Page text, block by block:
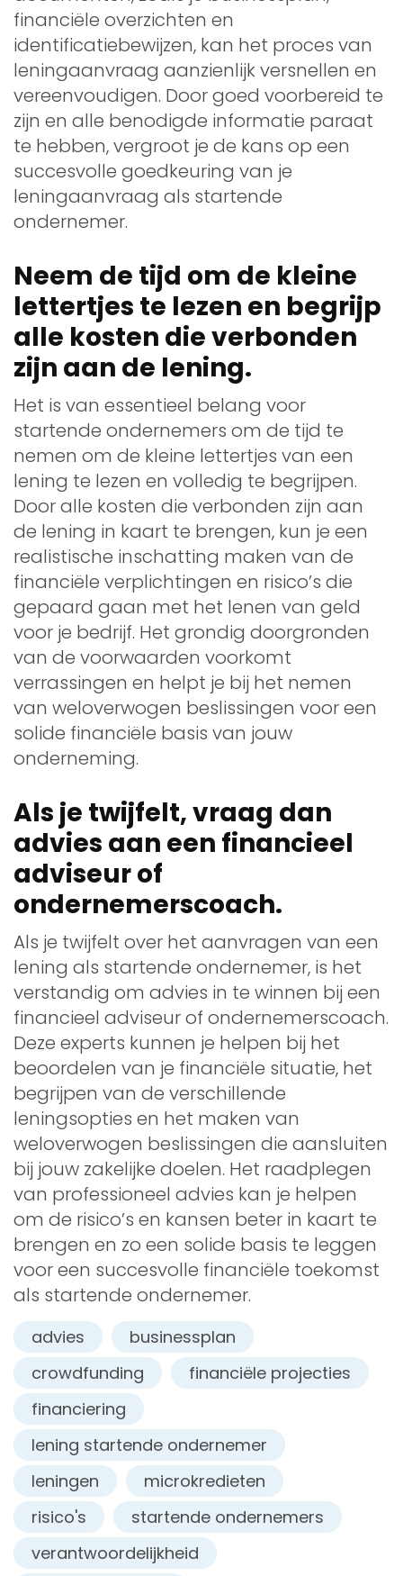
financiële overzichten en
identificatiebewijzen, kan het proces van
leningaanvraag aanzienlijk versnellen en
vereenvoudigen. Door goed voorbereid te
zijn en alle benodigde informatie paraat
te hebben, vergroot je de kans op een
succesvolle goedkeuring van je
leningaanvraag als startende
ondernemer.
Neem de tijd om de kleine
lettertjes te lezen en begrijp
alle kosten die verbonden
zijn aan de lening.
Het is van essentieel belang voor
startende ondernemers om de tijd te
nemen om de kleine lettertjes van een
lening te lezen en volledig te begrijpen.
Door alle kosten die verbonden zijn aan
de lening in kaart te brengen, kun je een
realistische inschatting maken van de
financiële verplichtingen en risico’s die
gepaard gaan met het lenen van geld
voor je bedrijf. Het grondig doorgronden
van de voorwaarden voorkomt
verrassingen en helpt je bij het nemen
van weloverwogen beslissingen voor een
solide financiële basis van jouw
onderneming.
Als je twijfelt, vraag dan
advies aan een financieel
adviseur of
ondernemerscoach.
Als je twijfelt over het aanvragen van een
lening als startende ondernemer, is het
verstandig om advies in te winnen bij een
financieel adviseur of ondernemerscoach.
Deze experts kunnen je helpen bij het
beoordelen van je financiële situatie, het
begrijpen van de verschillende
leningsopties en het maken van
weloverwogen beslissingen die aansluiten
bij jouw zakelijke doelen. Het raadplegen
van professioneel advies kan je helpen
om de risico’s en kansen beter in kaart te
brengen en zo een solide basis te leggen
voor een succesvolle financiële toekomst
als startende ondernemer.
advies
businessplan
crowdfunding
financiële projecties
financiering
lening startende ondernemer
leningen
microkredieten
risico's
startende ondernemers
verantwoordelijkheid